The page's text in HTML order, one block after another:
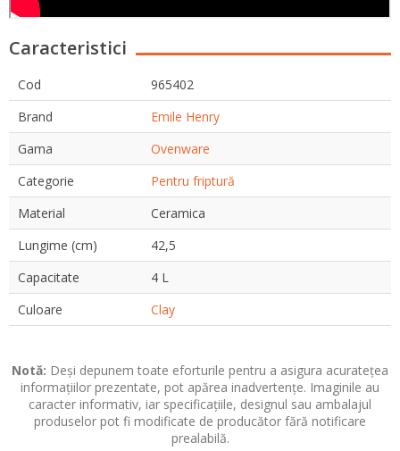
Caracteristici
Cod
965402
Brand
Emile Henry
Gama
Ovenware
Categorie
Pentru friptură
Material
Ceramica
Lungime (cm)
42,5
Capacitate
4 L
Culoare
Clay
Notă: Deși depunem toate eforturile pentru a asigura acuratețea
informațiilor prezentate, pot apărea inadvertențe. Imaginile au
caracter informativ, iar specificațiile, designul sau ambalajul
produselor pot fi modificate de producător fără notificare
prealabilă.